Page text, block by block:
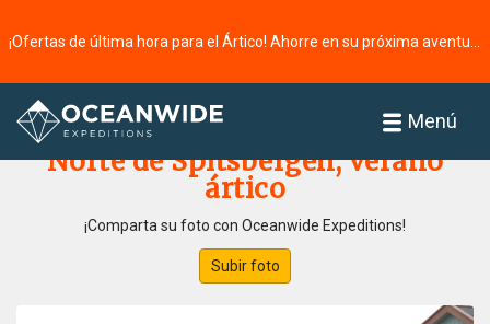
Menú
Página principal
Norte de Spitsbergen, verano
ártico
¡Comparta su foto con Oceanwide Expeditions!
Subir foto